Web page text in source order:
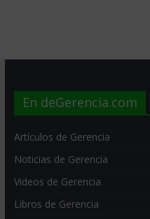
En deGerencia.com
Artículos de Gerencia
Noticias de Gerencia
Videos de Gerencia
Libros de Gerencia